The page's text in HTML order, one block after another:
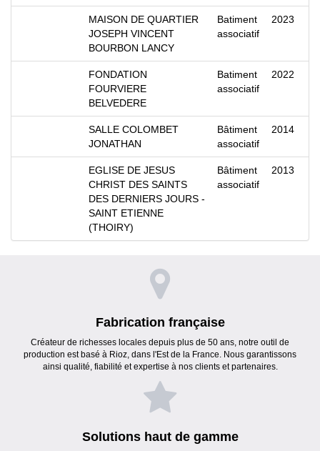
MAISON DE QUARTIER
JOSEPH VINCENT
BOURBON LANCY
Batiment
associatif
2023
FONDATION
FOURVIERE
BELVEDERE
Batiment
associatif
2022
SALLE COLOMBET
JONATHAN
Bâtiment
associatif
2014
EGLISE DE JESUS
CHRIST DES SAINTS
DES DERNIERS JOURS -
SAINT ETIENNE
(THOIRY)
Bâtiment
associatif
2013
Fabrication française
Créateur de richesses locales depuis plus de 50 ans, notre outil de
production est basé à Rioz, dans l'Est de la France. Nous garantissons
ainsi qualité, fiabilité et expertise à nos clients et partenaires.
Solutions haut de gamme